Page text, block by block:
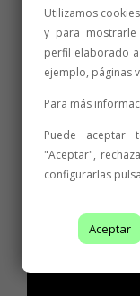
Utilizamos
y para
perfil elaborado
ejemplo, páginas
Para más
Puede aceptar
"Aceptar",
configurarlas
Aceptar